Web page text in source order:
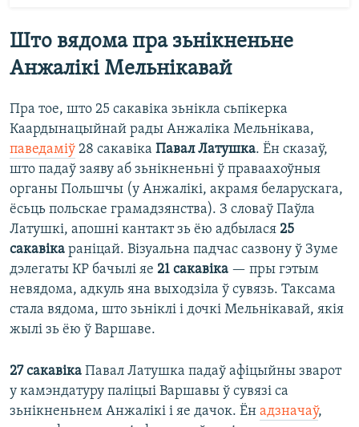
Што вядома пра зьнікненьне
Анжалікі Мельнікавай
Пра тое, што 25 сакавіка зьнікла сьпікерка
Каардынацыйнай рады Анжаліка Мельнікава,
паведаміў 28 сакавіка Павал Латушка. Ён сказаў,
што падаў заяву аб зьнікненьні ў праваахоўныя
органы Польшчы (у Анжалікі, акрамя беларускага,
ёсьць польскае грамадзянства). З словаў Паўла
Латушкі, апошні кантакт зь ёю адбылася 25
сакавіка раніцай. Візуальна падчас сазвону ў Зуме
дэлегаты КР бачылі яе 21 сакавіка — пры гэтым
невядома, адкуль яна выходзіла ў сувязь. Таксама
стала вядома, што зьніклі і дочкі Мельнікавай, якія
жылі зь ёю ў Варшаве.
27 сакавіка Павал Латушка падаў афіцыйны зварот
у камэндатуру паліцыі Варшавы ў сувязі са
зьнікненьнем Анжалікі і яе дачок. Ён адзначаў,